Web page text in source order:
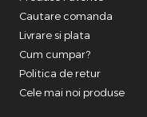
Cautare comanda
Livrare si plata
Cum cumpar?
Politica de retur
Cele mai noi produse